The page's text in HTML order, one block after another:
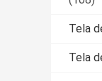
Tela
Tela